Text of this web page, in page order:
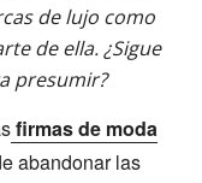
de lujo como
de ella. ¿Sigue
presumir?
firmas de moda
abandonar las